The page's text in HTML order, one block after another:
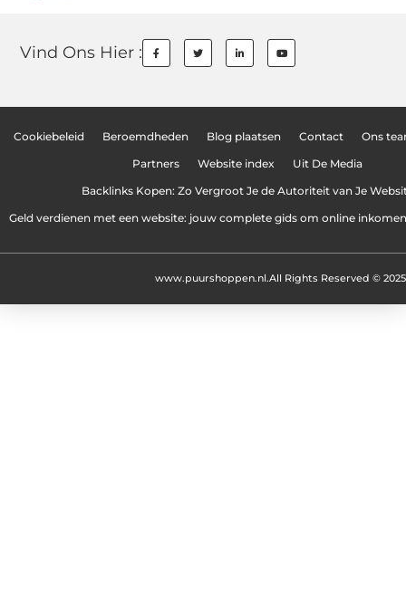
Vind Ons Hier :
Cookiebeleid Beroemdheden Blog plaatsen Contact Ons
Partners Website index Uit De Media
Backlinks Kopen: Zo Vergroot Je de Autoriteit van Je
Geld verdienen met een website: jouw complete gids om online
All Rights Reserved © 2025
www.puurshoppen.nl.